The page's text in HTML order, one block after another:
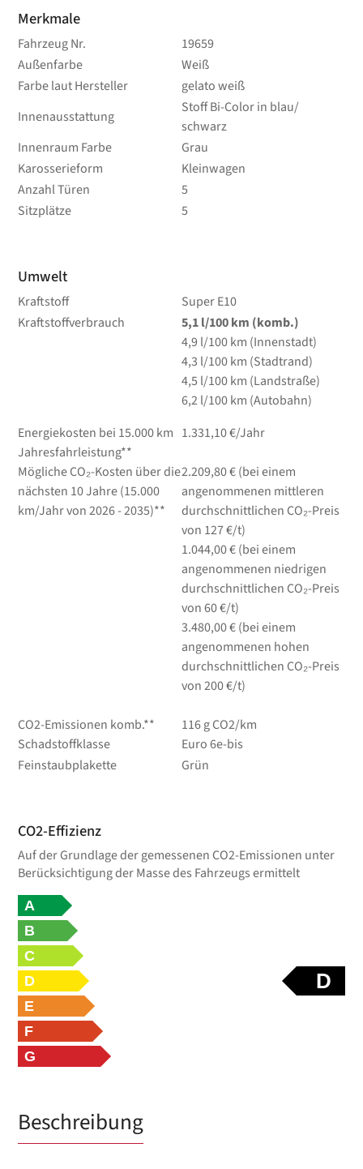
Merkmale
Fahrzeug Nr.
19659
Außenfarbe
Weiß
Farbe laut Hersteller
gelato weiß
Innenausstattung
Stoff Bi-Color in blau/
schwarz
Innenraum Farbe
Grau
Karosserieform
Kleinwagen
Anzahl Türen
5
Sitzplätze
5
Umwelt
Kraftstoff
Super E10
Kraftstoffverbrauch
5,1l/100 km (komb.)
4,9l/100 km (Innenstadt)
4,3 l/100 km (Stadtrand)
4,5 l/100 km (Landstraße)
6,2l/100 km (Autobahn)
Energiekosten bei 15.000 km
Jahresfahrleistung**
1.331,10 €/Jahr
Mögliche CO₂-Kosten über die
nächsten 10 Jahre (15.000
km/Jahr von 2026 - 2035)**
2.209,80 € (bei einem
angenommenen mittleren
durchschnittlichen CO₂-Preis
von 127 €/t)
1.044,00 € (bei einem
angenommenen niedrigen
durchschnittlichen CO₂-Preis
von 60 €/t)
3.480,00 € (bei einem
angenommenen hohen
durchschnittlichen CO₂-Preis
von 200 €/t)
CO2-Emissionen komb.**
116 g CO2/km
Schadstoffklasse
Euro 6e-bis
Feinstaubplakette
Grün
CO2-Effizienz
Auf der Grundlage der gemessenen CO2-Emissionen unter
Berücksichtigung der Masse des Fahrzeugs ermittelt
D
A
B
C
D
E
F
G
Beschreibung